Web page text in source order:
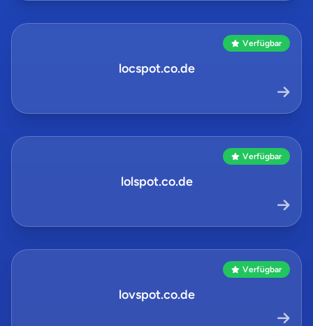
Verfügbar
locspot.co.de
Verfügbar
lolspot.co.de
Verfügbar
lovspot.co.de